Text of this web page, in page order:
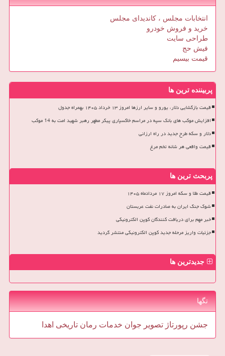
انتخابات مجلس ، کاندیدای مجلس
خرید و فروش خودرو
طراحی سایت
فیش حج
قیمت بیسیم
پربیننده ترین ها
قیمت بازگشایی دلار، یورو و سایر ارزها امروز ۱۳ خرداد ۱۴۰۵ بهمراه جدول
افزایش موکب های بانک سپه در مراسم خاکسپاری پیکر مطهر رهبر شهید امت به 14 موکب
دلار و سکه طرح جدید در راه ارزانی
قیمت واقعی هر شانه تخم مرغ
پربحث ترین ها
قیمت طلا و سکه امروز ۱۷ مردادماه ۱۴۰۵
شوک جنگ ایران به صادرات نفت عربستان
خبر مهم برای دریافت کنندگان کوپن الکترونیکی
جزئیات واریز مرحله جدید کوپن الکترونیکی منتشر گردید
جدیدترین ها
تگها
جشن رپورتاژ تصویر جوان خدمات رمان تاریخی اهدا